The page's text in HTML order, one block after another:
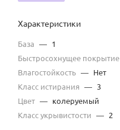
Характеристики
База — 1
Быстросохнущее покрытие
Влагостойкость — Нет
Класс истирания — 3
Цвет — колеруемый
Класс укрывистости — 2